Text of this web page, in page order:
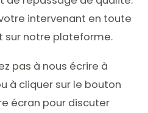
intervenant en toute
notre plateforme.
pas à nous écrire à
à cliquer sur le bouton
écran pour discuter